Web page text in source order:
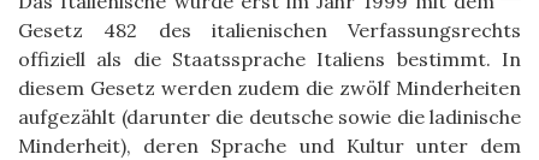
Gesetz 482 des italienischen Verfassungsrechts
offiziell als die Staatssprache Italiens bestimmt. In
diesem Gesetz werden zudem die zwölf Minderheiten
aufgezählt (darunter die deutsche sowie die ladinische
Minderheit), deren Sprache und Kultur unter dem